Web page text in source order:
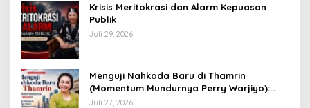
​Krisis Meritokrasi dan Alarm Kepuasan
Publik
Juli 29, 2026
​Menguji Nahkoda Baru di Thamrin
(Momentum Mundurnya Perry Warjiyo):
Sinergi Kebijakan Moneter-Fiskal di Era
Juli 27, 2026